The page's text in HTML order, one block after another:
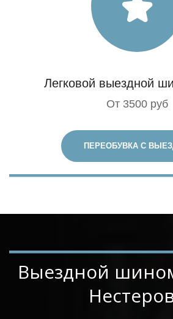
Легковой выездной
От 3500 руб
ПЕРЕОБУВКА С
­­­­Выездной